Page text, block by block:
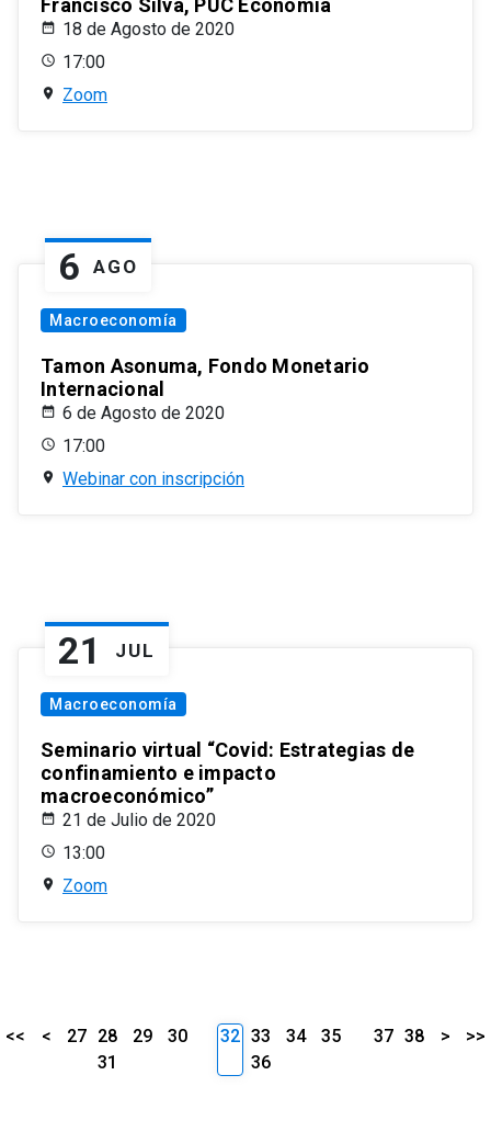
Francisco Silva, PUC Economía
18 de Agosto de 2020
17:00
Zoom
6 AGO
Macroeconomía
Tamon Asonuma, Fondo Monetario
Internacional
6 de Agosto de 2020
17:00
Webinar con inscripción
21 JUL
Macroeconomía
Seminario virtual “Covid: Estrategias de
confinamiento e impacto
macroeconómico”
21 de Julio de 2020
13:00
Zoom
<< < 27 28 29
30
31
32 33 34
35
36
37 38 > >>